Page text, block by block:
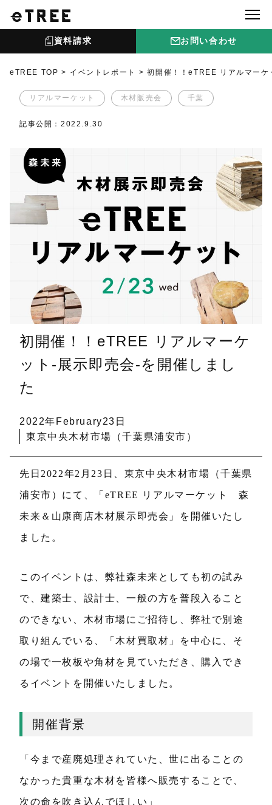
資料請求 お問い合わせ
eTREE TOP イベントレポート 初開催！！eTREE リアルマー
リアルマーケット 木材販売会 千葉
記事公開：2022.9.30
初開催！！eTREE リアルマーケ
ット-展示即売会-を開催しまし
た
2022年February23日
東京中央木材市場（千葉県浦安市）
先日2022年2月23日、東京中央木材市場（千葉県
浦安市）にて、「eTREE リアルマーケット 森
未来＆山康商店木材展示即売会」を開催いたし
ました。
このイベントは、弊社森未来としても初の試み
で、建築士、設計士、一般の方を普段入ること
のできない、木材市場にご招待し、弊社で別途
取り組んでいる、「木材買取材」を中心に、そ
の場で一枚板や角材を見ていただき、購入でき
るイベントを開催いたしました。
開催背景
「今まで産廃処理されていた、世に出ることの
なかった貴重な木材を皆様へ販売することで、
次の命を吹き込んでほしい」